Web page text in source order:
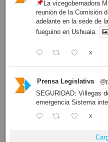
La vicegobernadora
reunión de la Comisión
adelante en la sede de
fueguino en Ushuaia.
X
Prensa Legislativa
SEGURIDAD: Villegas
emergencia Sistema
X